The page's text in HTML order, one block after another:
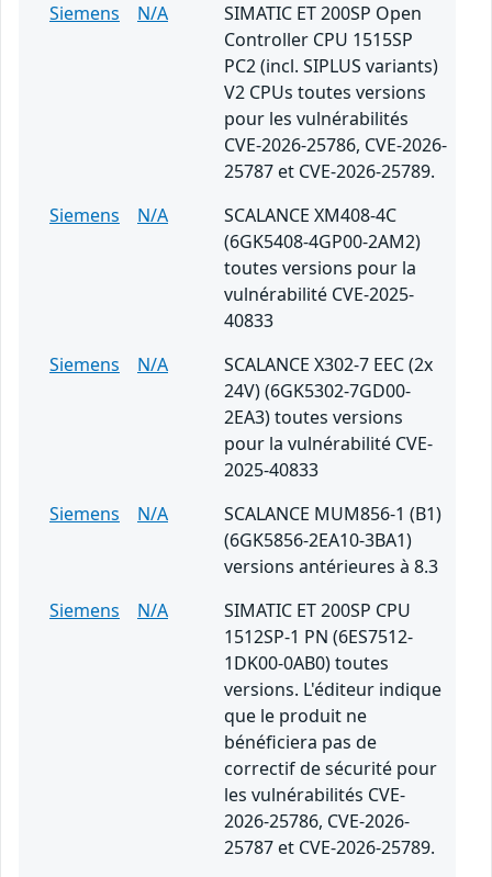
Siemens
N/A
SIMATIC ET 200SP Open
Controller CPU 1515SP
PC2 (incl. SIPLUS variants)
V2 CPUs toutes versions
pour les vulnérabilités
CVE-2026-25786, CVE-2026-
25787 et CVE-2026-25789.
Siemens
N/A
SCALANCE XM408-4C
(6GK5408-4GP00-2AM2)
toutes versions pour la
vulnérabilité CVE-2025-
40833
Siemens
N/A
SCALANCE X302-7 EEC (2x
24V) (6GK5302-7GD00-
2EA3) toutes versions
pour la vulnérabilité CVE-
2025-40833
Siemens
N/A
SCALANCE MUM856-1 (B1)
(6GK5856-2EA10-3BA1)
versions antérieures à 8.3
Siemens
N/A
SIMATIC ET 200SP CPU
1512SP-1 PN (6ES7512-
1DK00-0AB0) toutes
versions. L'éditeur indique
que le produit ne
bénéficiera pas de
correctif de sécurité pour
les vulnérabilités CVE-
2026-25786, CVE-2026-
25787 et CVE-2026-25789.